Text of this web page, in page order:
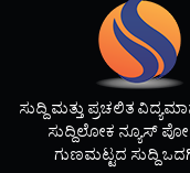
ಸುದ್ದಿ ಮತ್ತು ಪ್ರಚಲಿತ
ಸುದ್ದಿಲೋಕ ನ್ಯೂಸ್
ಗುಣಮಟ್ಟದ ಸುದ್ದಿ